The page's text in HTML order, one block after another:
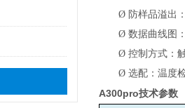
Ø 防样品溢出
Ø 数据曲线图
Ø 控制方式：
Ø 选配：温度
A300pro技术参数